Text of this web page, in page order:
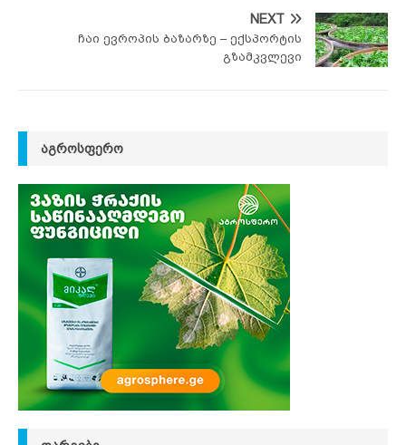
NEXT
ჩაი ევროპის ბაზარზე – ექსპორტის
გზამკვლევი
ᲐᲒᲠᲝᲡᲤᲔᲠᲝ